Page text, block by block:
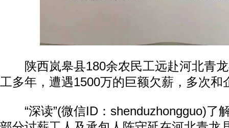
陕西岚皋县180余农民工远赴河北青龙
工多年，遭遇1500万的巨额欠薪，多次和
“深读”(微信ID：shenduzhongguo)了